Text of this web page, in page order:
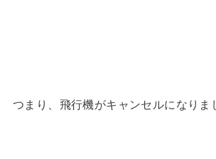
つまり、飛行機がキャンセルになりま